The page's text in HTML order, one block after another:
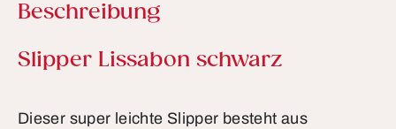
Beschreibung
Produktinformationen
Slipper Lissabon schwarz
Dieser super leichte Slipper besteht aus